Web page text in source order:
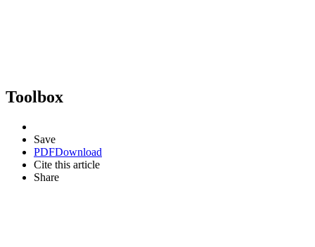
Toolbox
Save
PDFDownload
Cite this article
Share